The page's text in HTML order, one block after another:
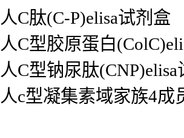
人C肽(C-P)elisa试剂盒
人C型胶原蛋白
人C型钠尿肽
人c型凝集素域家族4成